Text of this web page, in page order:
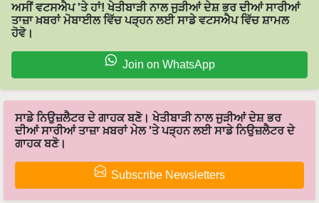
ਅਸੀਂ ਵਟਸਐਪ 'ਤੇ ਹਾਂ! ਖੇਤੀਬਾੜੀ ਨਾਲ ਜੁੜੀਆਂ ਦੇਸ਼ ਭਰ ਦੀਆਂ ਸਾਰੀਆਂ
ਤਾਜ਼ਾ ਖ਼ਬਰਾਂ ਮੋਬਾਈਲ ਵਿੱਚ ਪੜ੍ਹਨ ਲਈ ਸਾਡੇ ਵਟਸਐਪ ਵਿੱਚ ਸ਼ਾਮਲ
ਹੋਵੋ।
Join on WhatsApp
ਸਾਡੇ ਨਿਉਜ਼ਲੈਟਰ ਦੇ ਗਾਹਕ ਬਣੋ। ਖੇਤੀਬਾੜੀ ਨਾਲ ਜੁੜੀਆਂ ਦੇਸ਼ ਭਰ
ਦੀਆਂ ਸਾਰੀਆਂ ਤਾਜ਼ਾ ਖ਼ਬਰਾਂ ਮੇਲ 'ਤੇ ਪੜ੍ਹਨ ਲਈ ਸਾਡੇ ਨਿਉਜ਼ਲੈਟਰ ਦੇ
ਗਾਹਕ ਬਣੋ।
Subscribe Newsletters